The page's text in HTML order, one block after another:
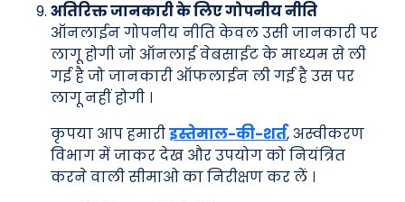
अतिरिक्त जानकारी के लिए गोपनीय नीति
ऑनलाईन गोपनीय नीति केवल उसी जानकारी पर
लागू होगी जो ऑनलाई वेबसाईट के माध्यम से ली
गई है जो जानकारी ऑफलाईन ली गई है उस पर
लागू नहीं होगी ।
कृपया आप हमारीइस्तेमाल-की-शर्त, अस्वीकरण
विभाग में जाकर देख और उपयोग को नियंत्रित
करने वाली सीमाओ का निरीक्षण कर लें ।